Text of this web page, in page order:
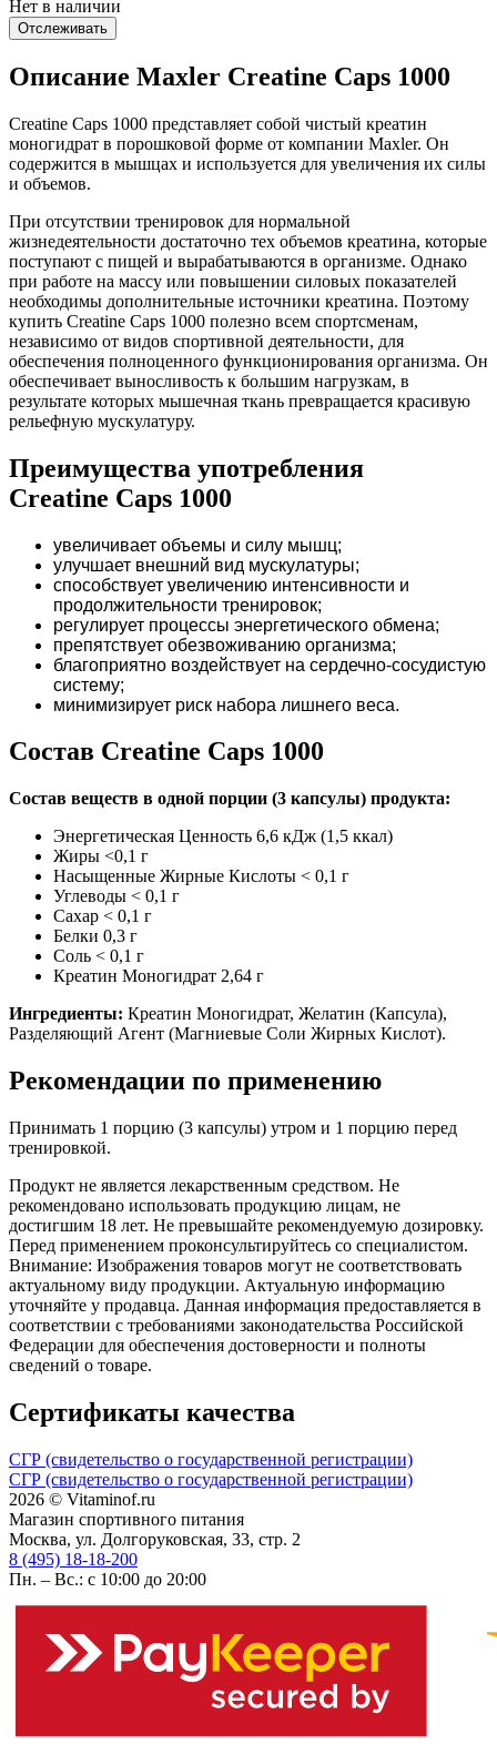
Нет в наличии
Отслеживать
Описание Maxler Creatine Caps 1000
Creatine Caps 1000 представляет собой чистый креатин
моногидрат в порошковой форме от компании Maxler. Он
содержится в мышцах и используется для увеличения их силы
и объемов.
При отсутствии тренировок для нормальной
жизнедеятельности достаточно тех объемов креатина, которые
поступают с пищей и вырабатываются в организме. Однако
при работе на массу или повышении силовых показателей
необходимы дополнительные источники креатина. Поэтому
купить Creatine Caps 1000 полезно всем спортсменам,
независимо от видов спортивной деятельности, для
обеспечения полноценного функционирования организма. Он
обеспечивает выносливость к большим нагрузкам, в
результате которых мышечная ткань превращается красивую
рельефную мускулатуру.
Преимущества употребления
Creatine Caps 1000
увеличивает объемы и силу мышц;
улучшает внешний вид мускулатуры;
способствует увеличению интенсивности и
продолжительности тренировок;
регулирует процессы энергетического обмена;
препятствует обезвоживанию организма;
благоприятно воздействует на сердечно-сосудистую
систему;
минимизирует риск набора лишнего веса.
Состав Creatine Caps 1000
Состав веществ в одной порции (3 капсулы) продукта:
Энергетическая Ценность 6,6 кДж (1,5 ккал)
Жиры <0,1 г
Насыщенные Жирные Кислоты < 0,1 г
Углеводы < 0,1 г
Сахар < 0,1 г
Белки 0,3 г
Соль < 0,1 г
Креатин Моногидрат 2,64 г
Ингредиенты: Креатин Моногидрат, Желатин (Капсула),
Разделяющий Агент (Магниевые Соли Жирных Кислот).
Рекомендации по применению
Принимать 1 порцию (3 капсулы) утром и 1 порцию перед
тренировкой.
Продукт не является лекарственным средством. Не
рекомендовано использовать продукцию лицам, не
достигшим 18 лет. Не превышайте рекомендуемую дозировку.
Перед применением проконсультируйтесь со специалистом.
Внимание: Изображения товаров могут не соответствовать
актуальному виду продукции. Актуальную информацию
уточняйте у продавца. Данная информация предоставляется в
соответствии с требованиями законодательства Российской
Федерации для обеспечения достоверности и полноты
сведений о товаре.
Сертификаты качества
СГР (свидетельство о государственной регистрации)
СГР (свидетельство о государственной регистрации)
2026 © Vitaminof.ru
Магазин спортивного питания
Москва, ул. Долгоруковская, 33, стр. 2
8 (495) 18-18-200
Пн. – Вс.: с 10:00 до 20:00